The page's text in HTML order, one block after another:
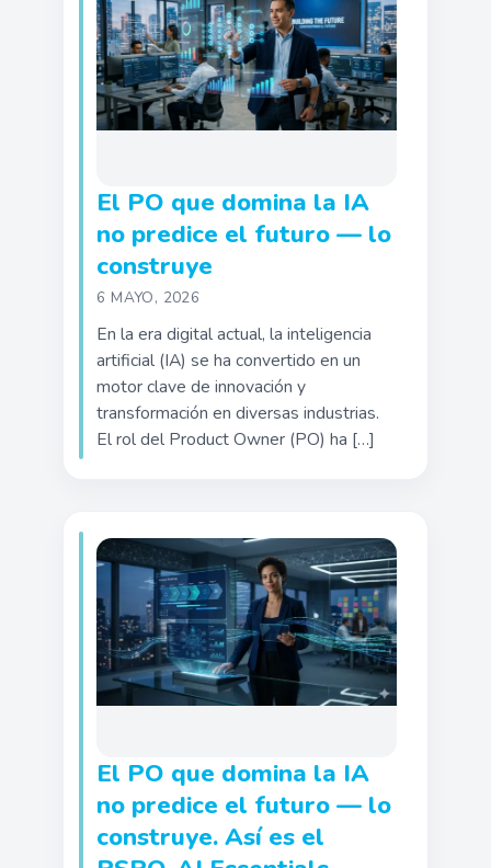
El PO que domina la IA
no predice el futuro — lo
construye
6 MAYO, 2026
En la era digital actual, la inteligencia
artificial (IA) se ha convertido en un
motor clave de innovación y
transformación en diversas industrias.
El rol del Product Owner (PO) ha […]
El PO que domina la IA
no predice el futuro — lo
construye. Así es el